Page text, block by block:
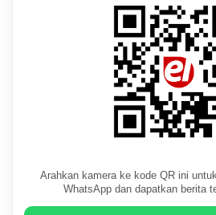
Arahkan kamera ke kode QR ini
WhatsApp dan dapatkan berita